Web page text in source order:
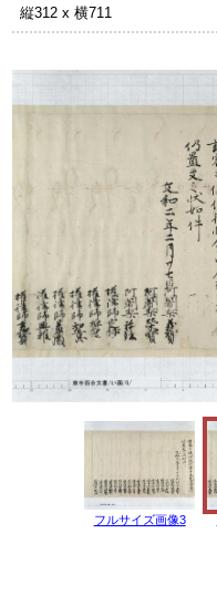
縦312 x 横711
フルサイズ画像3